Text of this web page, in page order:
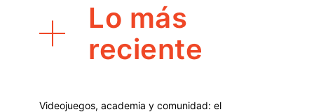
Lo más
reciente
Videojuegos, academia y comunidad: el